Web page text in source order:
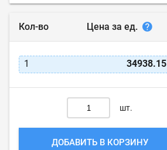
Кол-во Цена за ед.
1 34938.15
шт.
ДОБАВИТЬ В КОРЗИНУ